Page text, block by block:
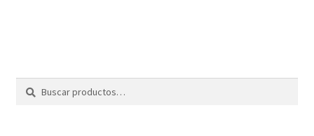
Buscar
Buscar